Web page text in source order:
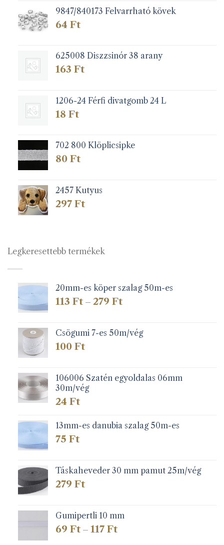
9847/840173 Felvarrható kövek
64 Ft
625008 Diszzsinór 38 arany
163 Ft
1206-24 Férfi divatgomb 24 L
18 Ft
702 800 Klöplicsipke
80 Ft
2457 Kutyus
297 Ft
Legkeresettebb termékek
20mm-es köper szalag 50m-es
113 Ft – 279 FtÁrtartomány:
279 Ft
Csögumi 7-es 50m/vég
100 Ft
106006 Szatén egyoldalas 06mm
30m/vég
24 Ft
13mm-es danubia szalag 50m-es
75 Ft
Táskaheveder 30 mm pamut 25m/vég
279 Ft
Gumipertli 10 mm
69 Ft – 117 FtÁrtartomány: